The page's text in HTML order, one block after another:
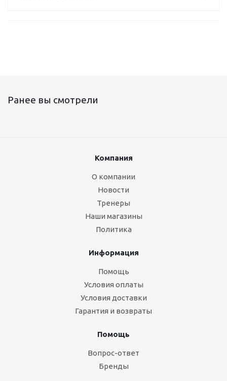
Ранее вы смотрели
Компания
О компании
Новости
Тренеры
Наши магазины
Политика
Информация
Помощь
Условия оплаты
Условия доставки
Гарантия и возвраты
Помощь
Вопрос-ответ
Бренды